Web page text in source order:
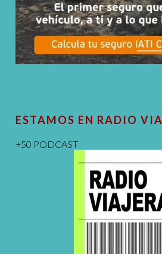
ESTAMOS EN RADIO
+50 PODCAST